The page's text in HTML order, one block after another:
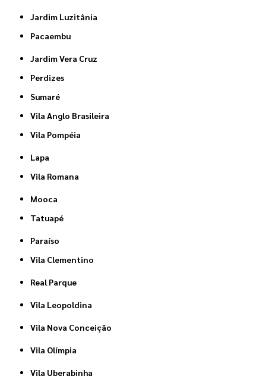
Jardim Luzitânia
Pacaembu
Jardim Vera Cruz
Perdizes
Sumaré
Vila Anglo Brasileira
Vila Pompéia
Lapa
Vila Romana
Mooca
Tatuapé
Paraíso
Vila Clementino
Real Parque
Vila Leopoldina
Vila Nova Conceição
Vila Olímpia
Vila Uberabinha